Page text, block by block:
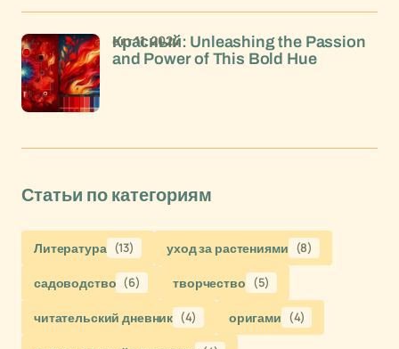
Красный: Unleashing the Passion
and Power of This Bold Hue
окт 11, 2024
Статьи по категориям
Литература (13) уход за растениями (8)
садоводство (6) творчество (5)
читательский дневник (4) оригами (4)